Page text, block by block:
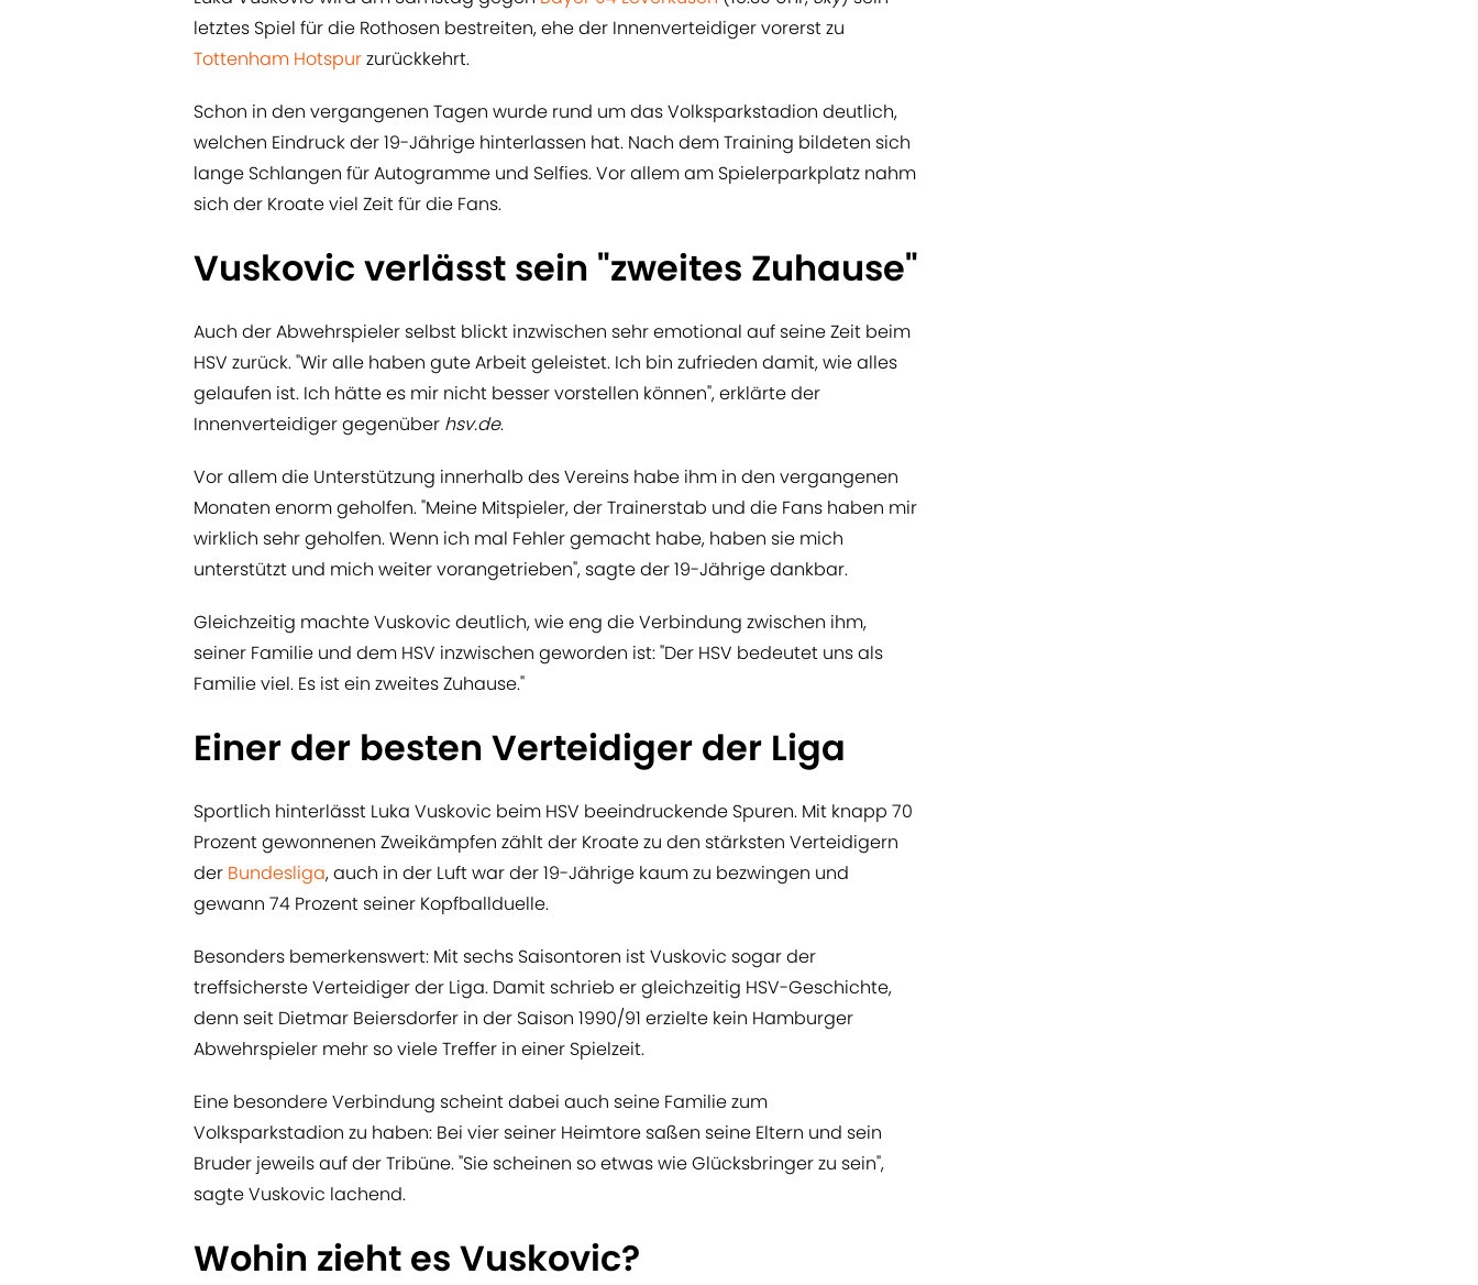
letztes Spiel für die Rothosen bestreiten, ehe der Innenverteidiger vorerst zu
Tottenham Hotspurzurückkehrt.
Schon in den vergangenen Tagen wurde rund um das Volksparkstadion deutlich,
welchen Eindruck der 19-Jährige hinterlassen hat. Nach dem Training bildeten sich
lange Schlangen für Autogramme und Selfies. Vor allem am Spielerparkplatz nahm
sich der Kroate viel Zeit für die Fans.
Vuskovic verlässt sein "zweites Zuhause"
Auch der Abwehrspieler selbst blickt inzwischen sehr emotional auf seine Zeit beim
HSV zurück. "Wir alle haben gute Arbeit geleistet. Ich bin zufrieden damit, wie alles
gelaufen ist. Ich hätte es mir nicht besser vorstellen können", erklärte der
Innenverteidiger gegenüber hsv.de.
Vor allem die Unterstützung innerhalb des Vereins habe ihm in den vergangenen
Monaten enorm geholfen. "Meine Mitspieler, der Trainerstab und die Fans haben mir
wirklich sehr geholfen. Wenn ich mal Fehler gemacht habe, haben sie mich
unterstützt und mich weiter vorangetrieben", sagte der 19-Jährige dankbar.
Gleichzeitig machte Vuskovic deutlich, wie eng die Verbindung zwischen ihm,
seiner Familie und dem HSV inzwischen geworden ist: "Der HSV bedeutet uns als
Familie viel. Es ist ein zweites Zuhause."
Einer der besten Verteidiger der Liga
Sportlich hinterlässt Luka Vuskovic beim HSV beeindruckende Spuren. Mit knapp 70
Prozent gewonnenen Zweikämpfen zählt der Kroate zu den stärksten Verteidigern
der Bundesliga, auch in der Luft war der 19-Jährige kaum zu bezwingen und
gewann 74 Prozent seiner Kopfballduelle.
Besonders bemerkenswert: Mit sechs Saisontoren ist Vuskovic sogar der
treffsicherste Verteidiger der Liga. Damit schrieb er gleichzeitig HSV-Geschichte,
denn seit Dietmar Beiersdorfer in der Saison 1990/91 erzielte kein Hamburger
Abwehrspieler mehr so viele Treffer in einer Spielzeit.
Eine besondere Verbindung scheint dabei auch seine Familie zum
Volksparkstadion zu haben: Bei vier seiner Heimtore saßen seine Eltern und sein
Bruder jeweils auf der Tribüne. "Sie scheinen so etwas wie Glücksbringer zu sein",
sagte Vuskovic lachend.
Wohin zieht es Vuskovic?